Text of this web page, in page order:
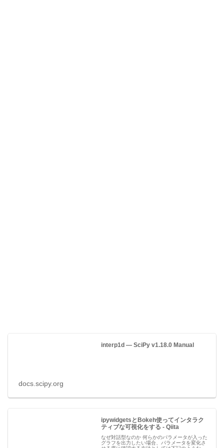
interp1d — SciPy v1.18.0 Manual
docs.scipy.org
ipywidgetsとBokeh使ってインタラク
ティブな可視化をする - Qiita
なぜ対話型なのか 何らかのパラメータが入った
グラフを出力したい場合、パラメータを変化さ